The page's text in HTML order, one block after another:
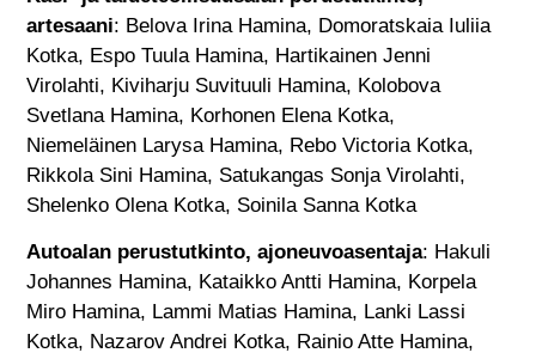
artesaani: Belova Irina Hamina, Domoratskaia Iuliia
Kotka, Espo Tuula Hamina, Hartikainen Jenni
Virolahti, Kiviharju Suvituuli Hamina, Kolobova
Svetlana Hamina, Korhonen Elena Kotka,
Niemeläinen Larysa Hamina, Rebo Victoria Kotka,
Rikkola Sini Hamina, Satukangas Sonja Virolahti,
Shelenko Olena Kotka, Soinila Sanna Kotka
Autoalan perustutkinto, ajoneuvoasentaja: Hakuli
Johannes Hamina, Kataikko Antti Hamina, Korpela
Miro Hamina, Lammi Matias Hamina, Lanki Lassi
Kotka, Nazarov Andrei Kotka, Rainio Atte Hamina,